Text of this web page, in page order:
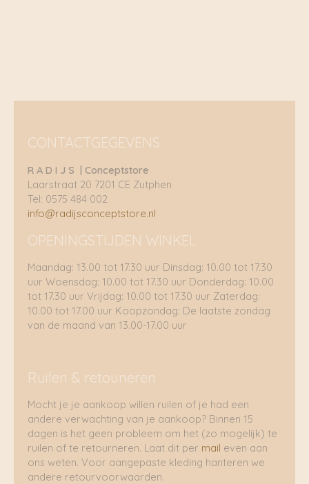
CONTACTGEGEVENS
R A D I J S | Conceptstore
Laarstraat 20 7201 CE Zutphen
Tel: 0575 484 002
info@radijsconceptstore.nl
OPENINGSTIJDEN WINKEL
Maandag: 13.00 tot 17.30 uur Dinsdag: 10.00 tot 17.30
uur Woensdag: 10.00 tot 17.30 uur Donderdag: 10.00
tot 17.30 uur Vrijdag: 10.00 tot 17.30 uur Zaterdag:
10.00 tot 17.00 uur Koopzondag: De laatste zondag
van de maand van 13.00-17.00 uur
Ruilen & retouneren
Mocht je je aankoop willen ruilen of je had een
andere verwachting van je aankoop? Binnen 15
dagen is het geen probleem om het (zo mogelijk) te
ruilen of te retourneren. Laat dit per mail even aan
ons weten. Voor aangepaste kleding hanteren we
andere retourvoorwaarden.